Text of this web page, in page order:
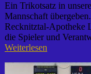
Ein Trikotsatz in
Mannschaft
Recknitztal-Apotheke
die Spieler und
Weiterlesen